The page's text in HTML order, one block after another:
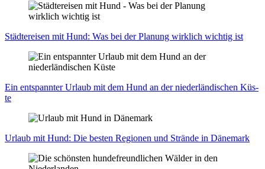
Städ­te­rei­sen mit Hund: Was bei der Pla­nung wirk­lich wich­tig ist
Ein ent­spann­ter Urlaub mit dem Hund an der nie­der­län­di­schen Küs­
te
Urlaub mit Hund: Die bes­ten Regio­nen und Strän­de in Däne­mark